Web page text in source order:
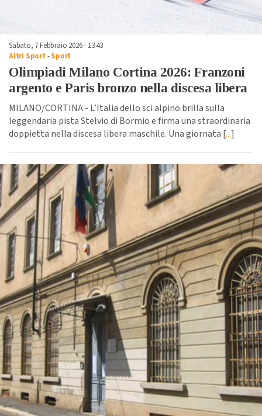
Sabato, 7 Febbraio 2026 - 13:43
Altri Sport -Sport
Olimpiadi Milano Cortina 2026: Franzoni
argento e Paris bronzo nella discesa libera
MILANO/CORTINA - L’Italia dello sci alpino brilla sulla
leggendaria pista Stelvio di Bormio e firma una straordinaria
doppietta nella discesa libera maschile. Una giornata [...]